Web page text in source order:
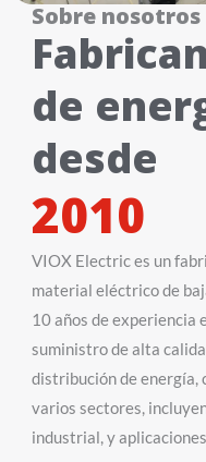
Sobre nosotros
de
desde
2010
VIOX Electric es un
material eléctrico de
10 años de experiencia
suministro de alta
distribución de energía,
varios sectores,
industrial, y